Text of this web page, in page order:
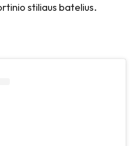
stiliaus batelius.